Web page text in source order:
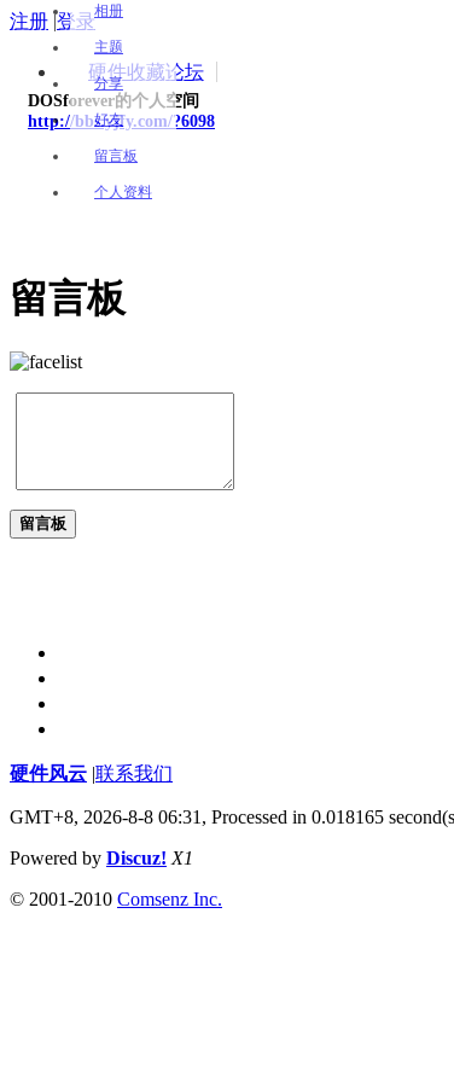
注册 |登录
硬件收藏论坛
DOSforever的个人空间
http://bbs.yjfy.com/?6098
相册
主题
分享
好友
留言板
个人资料
留言板
留言板
硬件风云 联系我们
GMT+8, 2026-8-8 06:31, Processed in 0.018165
Powered by Discuz! X1
© 2001-2010 Comsenz Inc.